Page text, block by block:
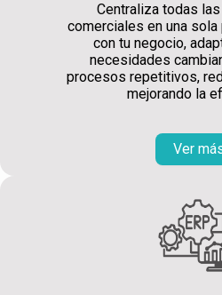
Centraliza todas
comerciales en una sola
con tu negocio,
necesidades
procesos repetitivos,
mejorando la
Ver